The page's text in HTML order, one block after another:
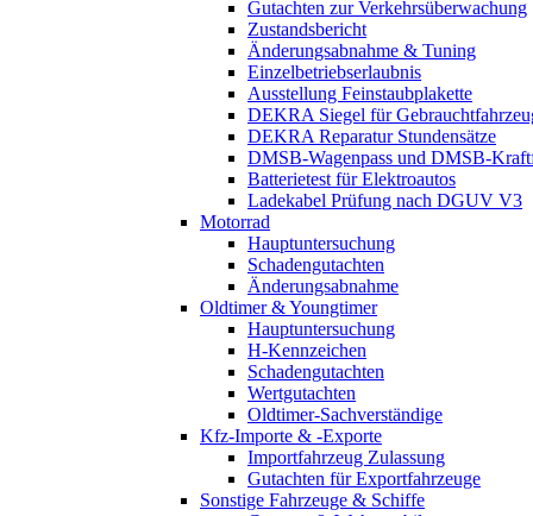
Gutachten zur Verkehrsüberwachung
Zustandsbericht
Änderungsabnahme & Tuning
Einzelbetriebserlaubnis
Ausstellung Feinstaubplakette
DEKRA Siegel für
DEKRA Reparatur Stundensätze
DMSB-Wagenpass und DMSB-
Batterietest für Elektroautos
Ladekabel Prüfung nach DGUV V3
Motorrad
Hauptuntersuchung
Schadengutachten
Änderungsabnahme
Oldtimer & Youngtimer
Hauptuntersuchung
H-Kennzeichen
Schadengutachten
Wertgutachten
Oldtimer-Sachverständige
Kfz-Importe & -Exporte
Importfahrzeug Zulassung
Gutachten für Exportfahrzeuge
Sonstige Fahrzeuge & Schiffe